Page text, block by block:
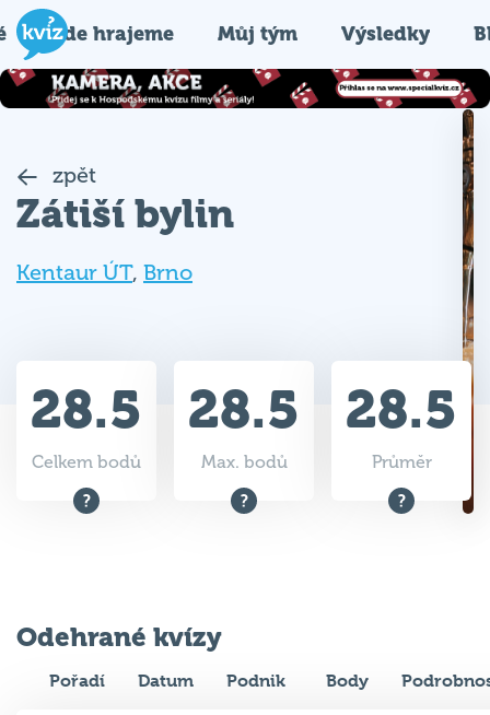
Kde hrajeme Můj tým Výsledky
zpět
Zátiší bylin
Kentaur ÚT, Brno
28.5
Celkem bodů
28.5
Max. bodů
28.5
Průměr
Odehrané kvízy
Pořadí Datum Podnik Body